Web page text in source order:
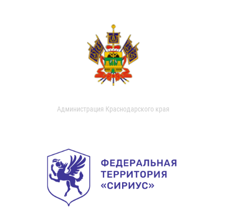
Администрация Краснодарского края